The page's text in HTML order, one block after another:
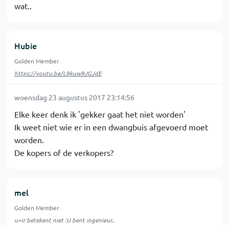
wat..
Hubie
Golden Member
https://youtu.be/L9kuw9JGJdE
woensdag 23 augustus 2017 23:14:56
Elke keer denk ik 'gekker gaat het niet worden'
Ik weet niet wie er in een dwangbuis afgevoerd moet
worden.
De kopers of de verkopers?
mel
Golden Member
u=ir betekent niet :U bent ingenieur..